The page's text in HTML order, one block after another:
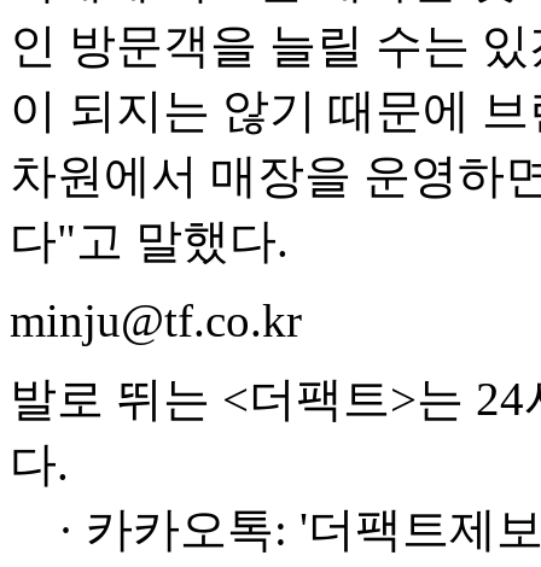
인 방문객을 늘릴 수는
이 되지는 않기 때문에
차원에서 매장을 운영하
다"고 말했다.
minju@tf.co.kr
발로 뛰는 <더팩트>는
다.
· 카카오톡: '더팩트제